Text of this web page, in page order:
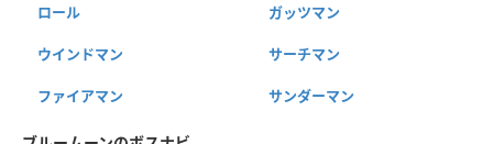
ロール ガッツマン
ウインドマン サーチマン
ファイアマン サンダーマン